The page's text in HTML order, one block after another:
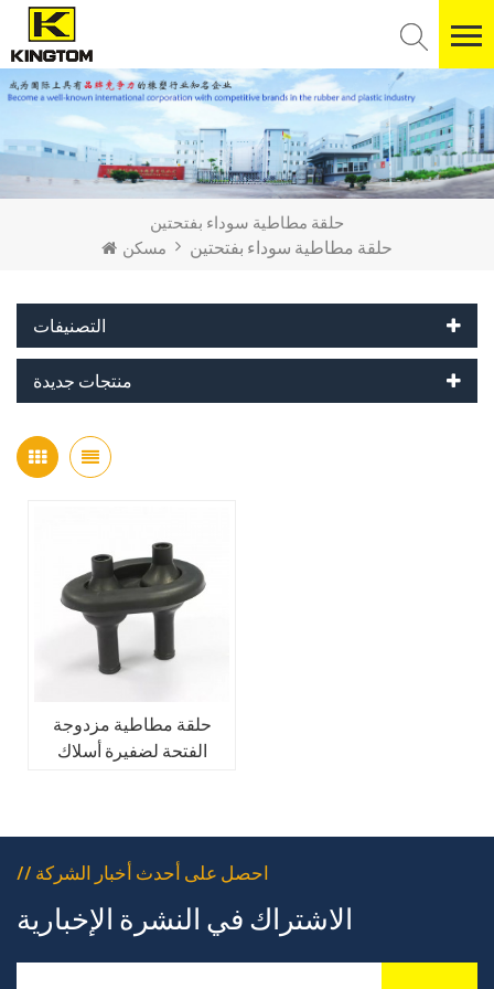
حلقة مطاطية سوداء بفتحتين
مسكن
حلقة مطاطية سوداء بفتحتين
التصنيفات
منتجات جديدة
حلقة مطاطية مزدوجة
الفتحة لضفيرة أسلاك
// احصل على أحدث أخبار الشركة
الاشتراك في النشرة الإخبارية